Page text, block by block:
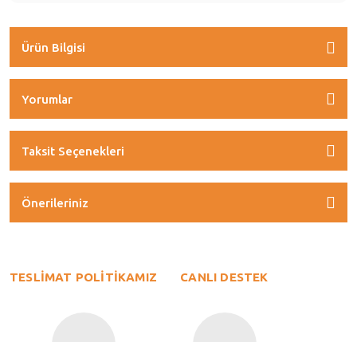
Ürün Bilgisi
Yorumlar
Taksit Seçenekleri
Önerileriniz
TESLİMAT POLİTİKAMIZ CANLI DESTEK